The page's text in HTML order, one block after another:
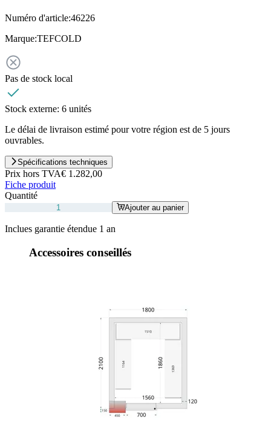
Numéro d'article:46226
Marque:TEFCOLD
Pas de stock local
Stock externe: 6 unités
Le délai de livraison estimé pour votre région est de 5 jours
ouvrables.
Spécifications techniques
Prix hors TVA€ 1.282,00
Fiche produit
Quantité
Ajouter au panier
Inclues garantie étendue 1 an
Accessoires conseillés